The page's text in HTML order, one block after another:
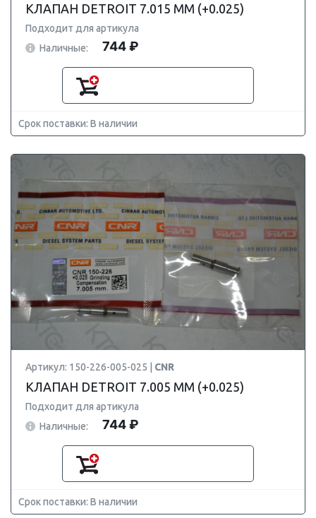
КЛАПАН DETROIT 7.015 ММ (+0.025)
Подходит для артикула
Наличные:
744 ₽
Срок поставки: В наличии
Артикул: 150-226-005-025 | CNR
КЛАПАН DETROIT 7.005 ММ (+0.025)
Подходит для артикула
Наличные:
744 ₽
Срок поставки: В наличии